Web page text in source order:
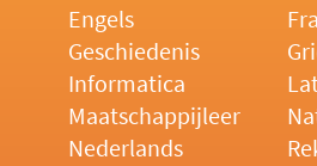
Engels
Geschiedenis
Informatica
Maatschappijleer
Nederlands